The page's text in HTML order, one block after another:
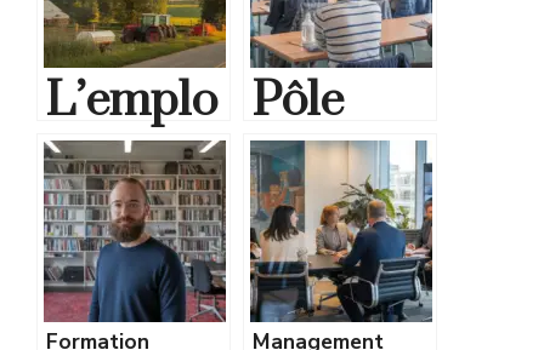
L’emplo
i dans
les
territoir
es
Pôle
Emploi
et
Mission
s
Formation
Management